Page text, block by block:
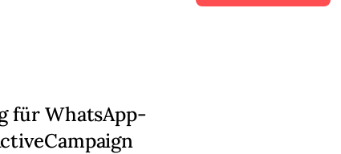
für WhatsApp-